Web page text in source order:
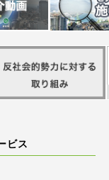
ビス